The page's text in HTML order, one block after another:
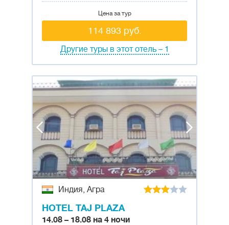
Другие туры в этот отель – 1
Цена за тур
114 893 руб.
Индия, Агра
HOTEL TAJ PLAZA
14.08 – 18.08 на 4 ночи